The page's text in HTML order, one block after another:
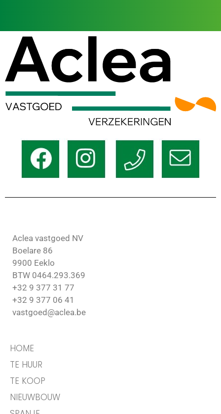
Aclea vastgoed NV
Boelare 86
9900 Eeklo
BTW 0464.293.369
+32 9 377 31 77
+32 9 377 06 41
vastgoed@aclea.be
HOME
TE HUUR
TE KOOP
NIEUWBOUW